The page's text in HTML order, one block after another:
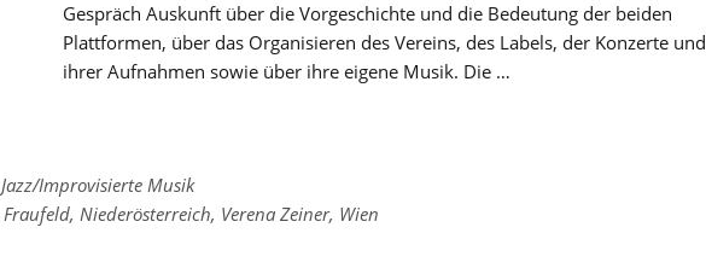
Gespräch Auskunft über die Vorgeschichte und die Bedeutung der beiden
Plattformen, über das Organisieren des Vereins, des Labels, der Konzerte und
ihrer Aufnahmen sowie über ihre eigene Musik. Die …
Jazz/Improvisierte Musik
Fraufeld, Niederösterreich, Verena Zeiner, Wien